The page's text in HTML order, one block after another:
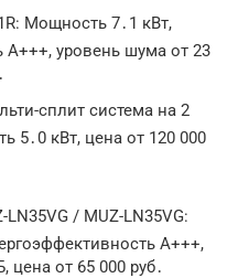
Мощность 7․1 кВт,
A+++, уровень шума от 23
сплит система на 2
5․0 кВт, цена от 120 000
/ MUZ-LN35VG:
A+++,
цена от 65 000 руб․